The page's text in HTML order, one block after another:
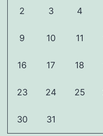
2 3 4
9 10 11
16 17 18
23 24 25
30 31